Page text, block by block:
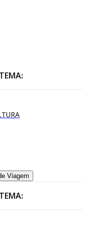
Viagem